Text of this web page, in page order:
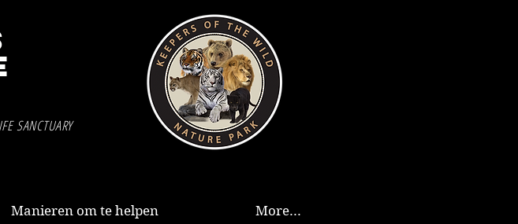
SANCTUARY
Manieren om te helpen More...